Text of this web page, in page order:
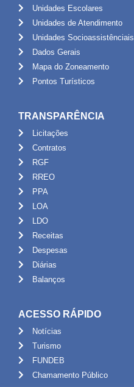
Unidades Escolares
Unidades de Atendimento
Unidades Socioassistênciais
Dados Gerais
Mapa do Zoneamento
Pontos Turísticos
TRANSPARÊNCIA
Licitações
Contratos
RGF
RREO
PPA
LOA
LDO
Receitas
Despesas
Diárias
Balanços
ACESSO RÁPIDO
Notícias
Turismo
FUNDEB
Chamamento Público